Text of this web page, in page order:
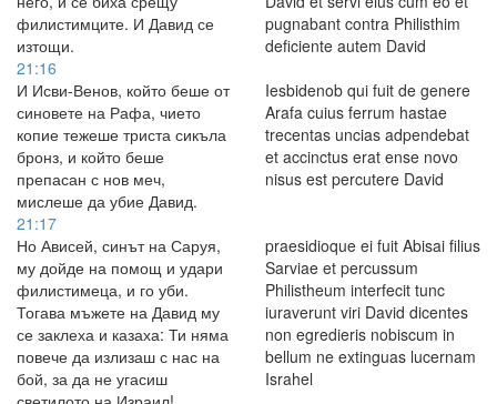
филистимците. И Давид се
изтощи.
pugnabant contra Philisthim
deficiente autem David
21:16
И Исви-Венов, който беше от
синовете на Рафа, чието
копие тежеше триста сикъла
бронз, и който беше
препасан с нов меч,
мислеше да убие Давид.
Iesbidenob qui fuit de genere
Arafa cuius ferrum hastae
trecentas uncias adpendebat
et accinctus erat ense novo
nisus est percutere David
21:17
Но Ависей, синът на Саруя,
му дойде на помощ и удари
филистимеца, и го уби.
Тогава мъжете на Давид му
се заклеха и казаха: Ти няма
повече да излизаш с нас на
бой, за да не угасиш
praesidioque ei fuit Abisai filius
Sarviae et percussum
Philistheum interfecit tunc
iuraverunt viri David dicentes
non egredieris nobiscum in
bellum ne extinguas lucernam
Israhel